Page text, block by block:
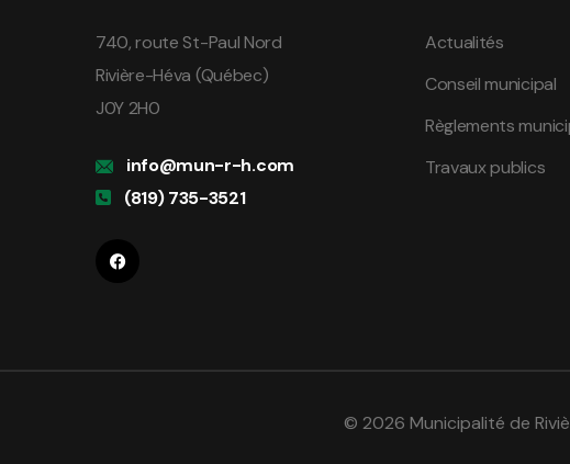
740, route St-Paul Nord
Rivière-Héva (Québec)
J0Y 2H0
info@mun-r-h.com
(819) 735-3521
Actualités
Conseil municipal
Règlements
Travaux publics
© 2026 Municipalité de